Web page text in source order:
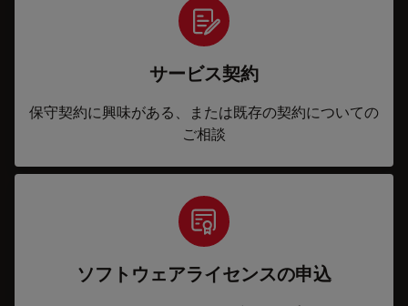
サービス契約
保守契約に興味がある、または既存の契約についての
ご相談
ソフトウェアライセンスの申込